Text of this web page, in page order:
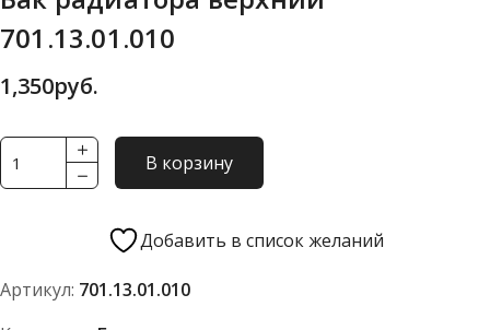
701.13.01.010
1,350руб.
Количество
товара
701.13.01.010
В корзину
Добавить в список желаний
Артикул: 701.13.01.010